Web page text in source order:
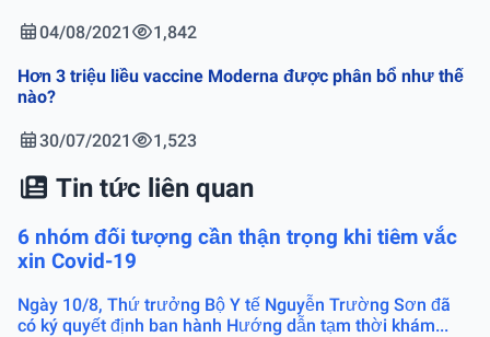
04/08/2021 1,842
Hơn 3 triệu liều vaccine Moderna được phân bổ như thế
nào?
30/07/2021 1,523
Tin tức liên quan
6 nhóm đối tượng cần thận trọng khi tiêm vắc
xin Covid-19
Ngày 10/8, Thứ trưởng Bộ Y tế Nguyễn Trường Sơn đã
có ký quyết định ban hành Hướng dẫn tạm thời khám...